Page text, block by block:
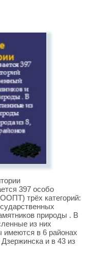
397 особо
трёх категорий:
природы . В
из них
имеются в 6 районах
и в 43 из